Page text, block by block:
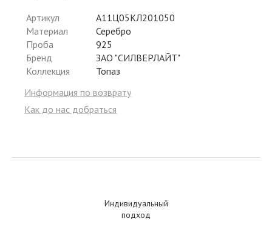
Артикул
А11Ц05КЛ201050
Материал
Серебро
Проба
925
Бренд
ЗАО "СИЛВЕРЛАЙТ"
Коллекция
Топаз
Информация по возврату
Как до нас добраться
Индивидуальный
подход